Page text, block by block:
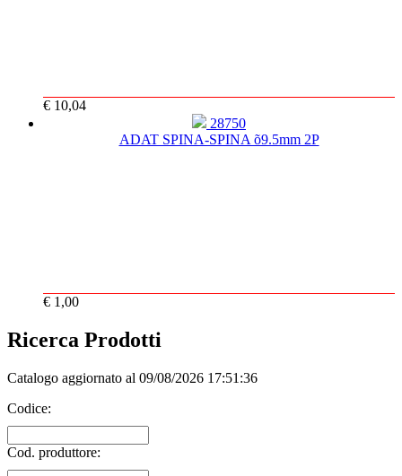
€ 10,04
28750
ADAT SPINA-SPINA õ9.5mm 2P
€ 1,00
Ricerca Prodotti
Catalogo aggiornato al 09/08/2026 17:51:36
Codice:
Cod. produttore: